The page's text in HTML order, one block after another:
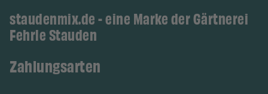
staudenmix.de - eine Marke der Gärtnerei
Fehrle Stauden
Zahlungsarten